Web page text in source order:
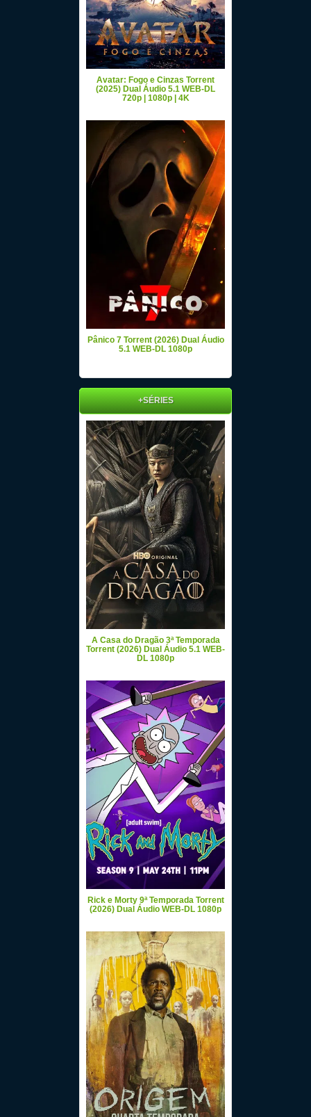
Avatar: Fogo e Cinzas Torrent
(2025) Dual Áudio 5.1 WEB-DL
720p | 1080p | 4K
Pânico 7 Torrent (2026) Dual Áudio
5.1 WEB-DL 1080p
+SÉRIES
A Casa do Dragão 3ª Temporada
Torrent (2026) Dual Áudio 5.1 WEB-
DL 1080p
Rick e Morty 9ª Temporada Torrent
(2026) Dual Áudio WEB-DL 1080p